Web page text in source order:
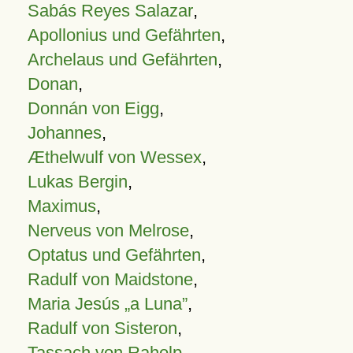
Sabás Reyes Salazar,
Apollonius und Gefährten,
Archelaus und Gefährten,
Donan,
Donnán von Eigg,
Johannes,
Æthelwulf von Wessex,
Lukas Bergin,
Maximus,
Nerveus von Melrose,
Optatus und Gefährten,
Radulf von Maidstone,
Maria Jesús „a Luna”,
Radulf von Sisteron,